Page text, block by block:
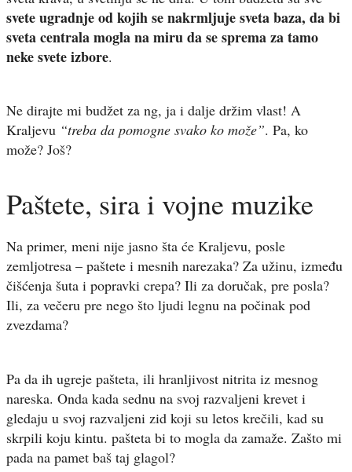
svete ugradnje od kojih se nakrmljuje sveta baza, da bi
sveta centrala mogla na miru da se sprema za tamo
neke svete izbore.
Ne dirajte mi budžet za ng, ja i dalje držim vlast! A
Kraljevu “treba da pomogne svako ko može”. Pa, ko
može? Još?
Paštete, sira i vojne muzike
Na primer, meni nije jasno šta će Kraljevu, posle
zemljotresa – paštete i mesnih narezaka? Za užinu, između
čišćenja šuta i popravki crepa? Ili za doručak, pre posla?
Ili, za večeru pre nego što ljudi legnu na počinak pod
zvezdama?
Pa da ih ugreje pašteta, ili hranljivost nitrita iz mesnog
nareska. Onda kada sednu na svoj razvaljeni krevet i
gledaju u svoj razvaljeni zid koji su letos krečili, kad su
skrpili koju kintu. pašteta bi to mogla da zamaže. Zašto mi
pada na pamet baš taj glagol?